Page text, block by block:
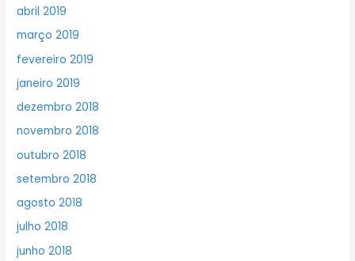
abril 2019
março 2019
fevereiro 2019
janeiro 2019
dezembro 2018
novembro 2018
outubro 2018
setembro 2018
agosto 2018
julho 2018
junho 2018